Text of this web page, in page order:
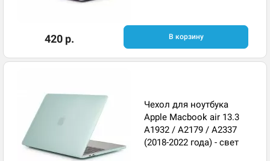
420 р. В корзину
Чехол для ноутбука
Apple Macbook air 13.3
A1932 / A2179 / A2337
(2018-2022 года) - свет